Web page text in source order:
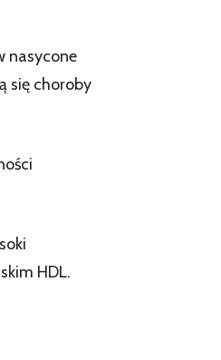
nasycone
się choroby
HDL.